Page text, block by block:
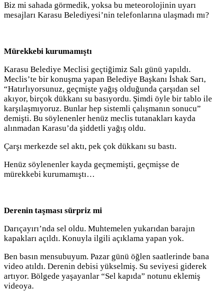
Biz mi sahada görmedik, yoksa bu meteorolojinin uyarı
mesajları Karasu Belediyesi’nin telefonlarına ulaşmadı mı?
Mürekkebi kurumamıştı
Karasu Belediye Meclisi geçtiğimiz Salı günü yapıldı.
Meclis’te bir konuşma yapan Belediye Başkanı İshak Sarı,
“Hatırlıyorsunuz, geçmişte yağış olduğunda çarşıdan sel
akıyor, birçok dükkanı su basıyordu. Şimdi öyle bir tablo ile
karşılaşmıyoruz. Bunlar hep sistemli çalışmanın sonucu”
demişti. Bu söylenenler henüz meclis tutanakları kayda
alınmadan Karasu’da şiddetli yağış oldu.
Çarşı merkezde sel aktı, pek çok dükkanı su bastı.
Henüz söylenenler kayda geçmemişti, geçmişse de
mürekkebi kurumamıştı…
Derenin taşması sürpriz mi
Darıçayırı’nda sel oldu. Muhtemelen yukarıdan barajın
kapakları açıldı. Konuyla ilgili açıklama yapan yok.
Ben basın mensubuyum. Pazar günü öğlen saatlerinde bana
video atıldı. Derenin debisi yükselmiş. Su seviyesi giderek
artıyor. Bölgede yaşayanlar “Sel kapıda” notunu eklemiş
videoya.